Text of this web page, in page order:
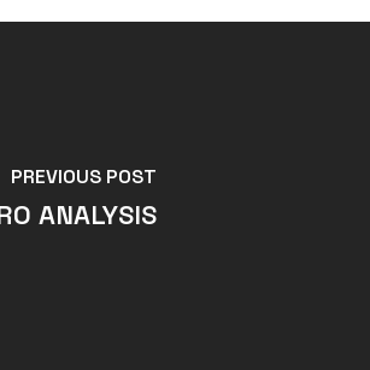
PREVIOUS POST
ANALYSIS